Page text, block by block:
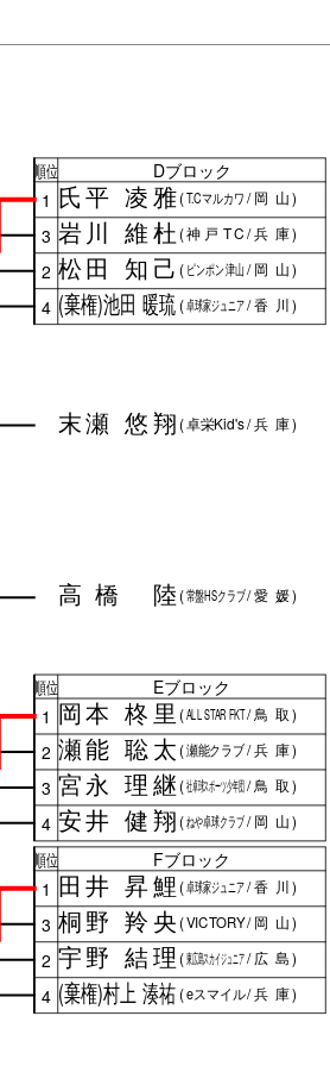
Dブロック
1 氏平 凌雅(T.Cマルカワ/岡山)
3 岩川 維杜(神戸TC/兵庫)
2 松田 知己 ( ピンポン津山/岡山)
4 (棄権)池田 暖琉(卓球家ジュニア/香川)
順位
末瀬 悠翔(卓栄Kid's/兵庫)
高橋 陸(常盤HSクラブ/愛媛)
Eブロック
1 岡本 柊里 (ALL STAR FKT/鳥取)
2 瀬能 聡太(瀬能クラブ/兵庫)
3 宮永 理継(社卓球スポーツ少年団/鳥取)
4 安井 健翔(ねや卓球クラブ/岡山)
順位
Fブロック
1 田井 昇鯉(卓球家ジュニア/香川)
3 桐野 羚央(VICTORY/岡山)
2 宇野 結理 (東広島スカイジュニア/広島)
4 (棄権)村上 湊祐(eスマイル/兵庫)
順位